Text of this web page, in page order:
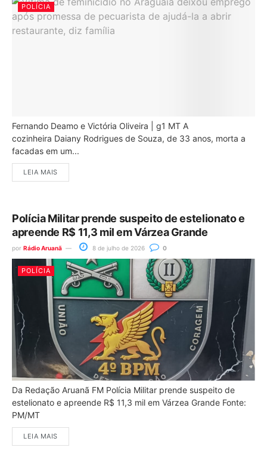
POLÍCIA
Fernando Deamo e Victória Oliveira | g1 MT A
cozinheira Daiany Rodrigues de Souza, de 33 anos, morta a
facadas em um...
LEIA MAIS
Polícia Militar prende suspeito de estelionato e
apreende R$ 11,3 mil em Várzea Grande
por Rádio Aruanã 8 de julho de 2026 0
POLÍCIA
Da Redação Aruanã FM Polícia Militar prende suspeito de
estelionato e apreende R$ 11,3 mil em Várzea Grande Fonte:
PM/MT
LEIA MAIS